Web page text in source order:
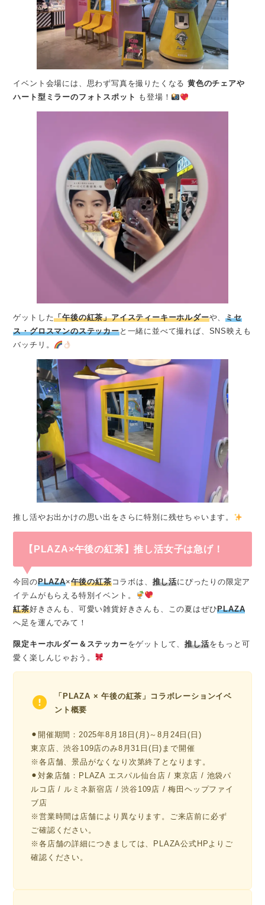
イベント会場には、思わず写真を撮りたくなる 黄色のチェアや
ハート型ミラーのフォトスポット も登場！
ゲットした「午後の紅茶」アイスティーキーホルダーや、ミセ
ス・グロスマンのステッカーと一緒に並べて撮れば、SNS映えも
バッチリ。
推し活やお出かけの思い出をさらに特別に残せちゃいます。
【PLAZA×午後の紅茶】推し活女子は急げ！
今回のPLAZA×午後の紅茶コラボは、 推し活にぴったりの限定ア
イテムがもらえる特別イベント。
紅茶好きさんも、可愛い雑貨好きさんも、この夏はぜひPLAZA
へ足を運んでみて！
限定キーホルダー＆ステッカーをゲットして、推し活をもっと可
愛く楽しんじゃおう。
「PLAZA × 午後の紅茶」コラボレーションイベ
ント概要
⚫︎開催期間：2025年8月18日(月)～8月24日(日)
東京店、渋谷109店のみ8月31日(日)まで開催
※各店舗、景品がなくなり次第終了となります。
⚫︎対象店舗：PLAZA エスパル仙台店 / 東京店 / 池袋パ
ルコ店 / ルミネ新宿店 / 渋谷109店 / 梅田ヘップファイ
ブ店
※営業時間は店舗により異なります。ご来店前に必ず
ご確認ください。
※各店舗の詳細につきましては、PLAZA公式HPよりご
確認ください。